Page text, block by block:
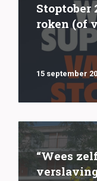
Stoptober
roken (of
15 september
“Wees